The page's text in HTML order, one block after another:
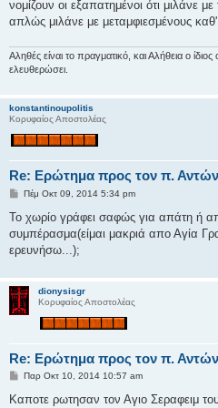
νομίζουν οι εξαπατημένοι ότι μιλάνε
απλώς μιλάνε με μεταμφιεσμένους
Αληθές είναι το πραγματικό, και Αλήθεια ο
ελευθερώσει.
konstantinoupolitis
Κορυφαίος Αποστολέας
Re: Ερώτημα προς τον π.
Δ
μ
σ
ί
σ
η
Πέμ Οκτ 09, 2014 5:34 pm
Το χωρίο γράφει σαφώς για απάτη ή
συμπέρασμα(είμαι μακριά απο Αγία
ερευνήσω...);
dionysisgr
Κορυφαίος Αποστολέας
Re: Ερώτημα προς τον π.
Δ
μ
Παρ Οκτ 10, 2014 10:57 am
Καποτε ρωτησαν τον Αγιο Σεραφειμ